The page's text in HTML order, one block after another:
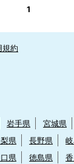
1
規約
岩手県 宮城県
県 長野県
県 徳島県